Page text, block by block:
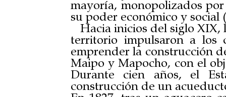
mayoría, monopolizados
su poder económico y social
Hacia inicios del siglo XIX,
territorio impulsaron a los
emprender la construcción
Maipo y Mapocho, con el
Durante cien años, el
construcción de un